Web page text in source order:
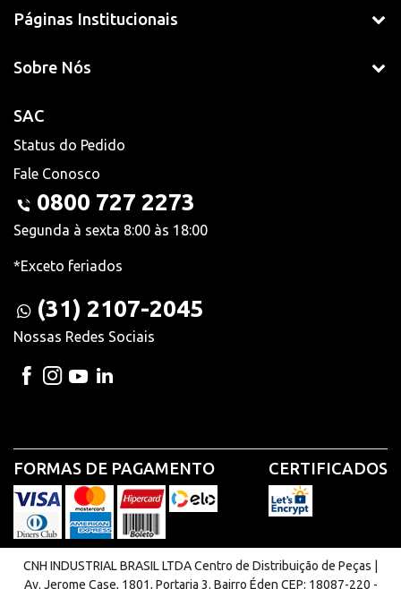
Páginas Institucionais
Sobre Nós
SAC
Status do Pedido
Fale Conosco
0800 727 2273
Segunda à sexta 8:00 às 18:00
*Exceto feriados
(31) 2107-2045
Nossas Redes Sociais
FORMAS DE PAGAMENTO CERTIFICADOS
CNH INDUSTRIAL BRASIL LTDA Centro de Distribuição de Peças |
Av. Jerome Case, 1801, Portaria 3. Bairro Éden CEP: 18087-220 -